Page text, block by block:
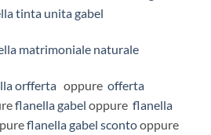
tinta unita gabel
matrimoniale naturale
orfferta oppure offerta
flanella gabel oppure flanella
flanella gabel scontooppure